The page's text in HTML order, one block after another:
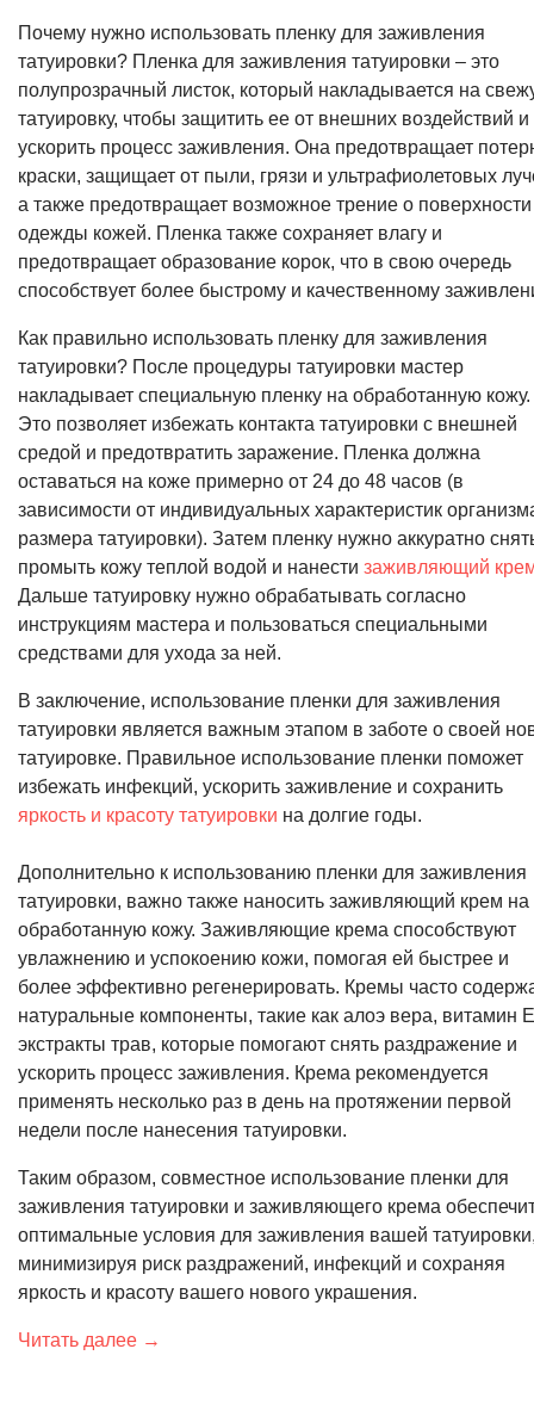
Почему нужно использовать пленку для заживления
татуировки? Пленка для заживления татуировки – это
полупрозрачный листок, который накладывается на
татуировку, чтобы защитить ее от внешних воздействий и
ускорить процесс заживления. Она предотвращает
краски, защищает от пыли, грязи и ультрафиолетовых
а также предотвращает возможное трение о поверхности
одежды кожей. Пленка также сохраняет влагу и
предотвращает образование корок, что в свою очередь
способствует более быстрому и качественному
Как правильно использовать пленку для заживления
татуировки? После процедуры татуировки мастер
накладывает специальную пленку на обработанную кожу.
Это позволяет избежать контакта татуировки с внешней
средой и предотвратить заражение. Пленка должна
оставаться на коже примерно от 24 до 48 часов (в
зависимости от индивидуальных характеристик
размера татуировки). Затем пленку нужно аккуратно
промыть кожу теплой водой и нанести заживляющий
Дальше татуировку нужно обрабатывать согласно
инструкциям мастера и пользоваться специальными
средствами для ухода за ней.
В заключение, использование пленки для заживления
татуировки является важным этапом в заботе о своей
татуировке. Правильное использование пленки поможет
избежать инфекций, ускорить заживление и сохранить
яркость и красоту татуировки на долгие годы.
Дополнительно к использованию пленки для заживления
татуировки, важно также наносить заживляющий крем на
обработанную кожу. Заживляющие крема способствуют
увлажнению и успокоению кожи, помогая ей быстрее и
более эффективно регенерировать. Кремы часто
натуральные компоненты, такие как алоэ вера, витамин
экстракты трав, которые помогают снять раздражение и
ускорить процесс заживления. Крема рекомендуется
применять несколько раз в день на протяжении первой
недели после нанесения татуировки.
Таким образом, совместное использование пленки для
заживления татуировки и заживляющего крема
оптимальные условия для заживления вашей
минимизируя риск раздражений, инфекций и сохраняя
яркость и красоту вашего нового украшения.
Читать далее →